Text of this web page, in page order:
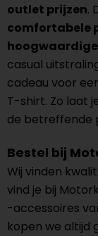
outlet prijzen.
comfortabele
casual
cadeau voor
T-shirt. Zo laat
de betreffende
Bestel bij
Wij vinden
vind je bij
-accessoires
kopen we altijd